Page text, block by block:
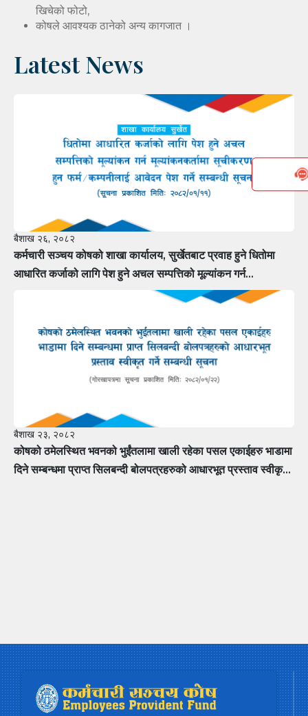
खिचेको फोटो,
कोषले आवश्यक ठानेको अन्य कागजात ।
Latest News
बैशाख २६, २०८२
कर्मचारी सञ्चय कोषको शाखा कार्यालय, सुर्खेतबाट प्रवाह हुने धितोमा
आधारित कर्जाको लागि पेश हुने अचल सम्पत्तिको मूल्यांकन गर्न
मूल्यांकनकर्तामा सूचीकरण हुन फर्म÷कम्पनीलाई आवेदन पेश गर्ने सम्बन्धी
बैशाख २३, २०८२
कोषको ठमेलस्थित भवनको भुईंतलामा खाली रहेका पसल एकाईहरु भाडामा
दिने सम्बन्धमा प्राप्त सिलबन्दी बोलपत्रहरुको आधारभूत प्रस्ताव स्वीकृत